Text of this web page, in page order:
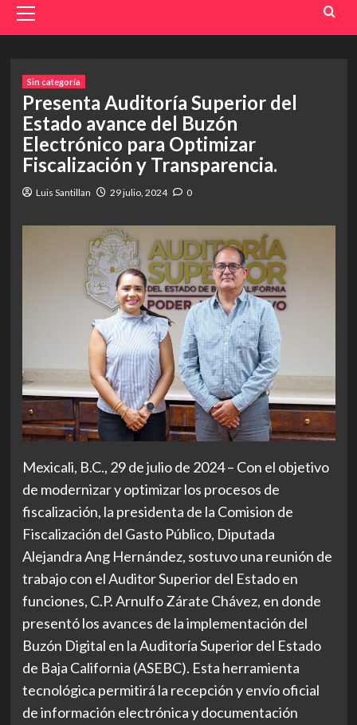
Menu
Sin categoría
Presenta Auditoría Superior del
Estado avance del Buzón
Electrónico para Optimizar
Fiscalización y Transparencia.
Luis Santillan 29 julio, 2024 0
Mexicali, B.C., 29 de julio de 2024 – Con el objetivo
de modernizar y optimizar los procesos de
fiscalización, la presidenta de la Comision de
Fiscalización del Gasto Público, Diputada
Alejandra Ang Hernández, sostuvo una reunión de
trabajo con el Auditor Superior del Estado en
funciones, C.P. Arnulfo Zárate Chávez, en donde
presentó los avances de la implementación del
Buzón Digital en la Auditoría Superior del Estado
de Baja California (ASEBC). Esta herramienta
tecnológica permitirá la recepción y envío oficial
de información electrónica y documentación